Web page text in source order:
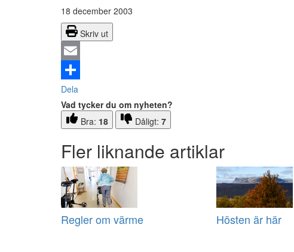
18 december 2003
Skriv ut
Email
Dela
Vad tycker du om nyheten?
Bra: 18 Dåligt: 7
Fler liknande artiklar
Regler om värme Hösten är här